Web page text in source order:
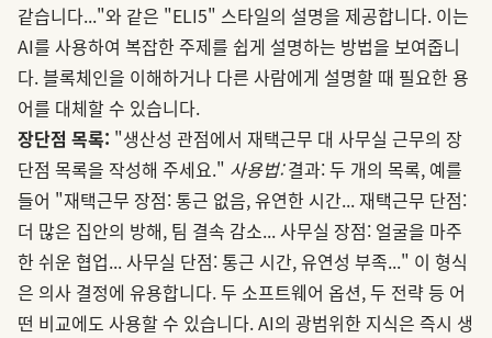
같습니다..."와 같은 "ELI5" 스타일의 설명을 제공합니다. 이는
AI를 사용하여 복잡한 주제를 쉽게 설명하는 방법을 보여줍니
다. 블록체인을 이해하거나 다른 사람에게 설명할 때 필요한 용
어를 대체할 수 있습니다.
장단점 목록: "생산성 관점에서 재택근무 대 사무실 근무의 장
단점 목록을 작성해 주세요." 사용법:결과: 두 개의 목록, 예를
들어 "재택근무 장점: 통근 없음, 유연한 시간... 재택근무 단점:
더 많은 집안의 방해, 팀 결속 감소... 사무실 장점: 얼굴을 마주
한 쉬운 협업... 사무실 단점: 통근 시간, 유연성 부족..." 이 형식
은 의사 결정에 유용합니다. 두 소프트웨어 옵션, 두 전략 등 어
떤 비교에도 사용할 수 있습니다. AI의 광범위한 지식은 즉시 생